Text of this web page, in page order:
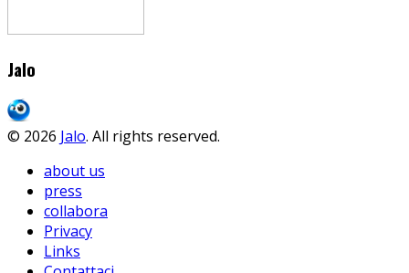
Jalo
© 2026 Jalo. All rights reserved.
about us
press
collabora
Privacy
Links